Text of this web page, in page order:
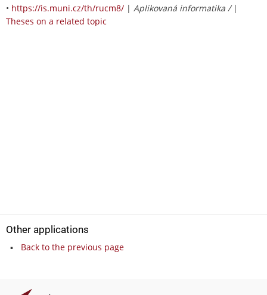
• https://is.muni.cz/th/rucm8/ | Aplikovaná informatika / |
Theses on a related topic
Other applications
Back to the previous page